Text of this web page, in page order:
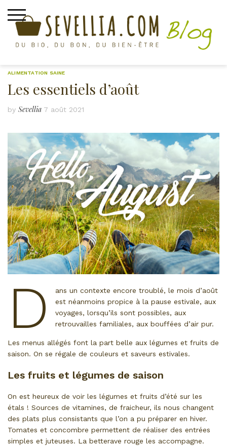
content
ALIMENTATION SAINE
Les essentiels d’août
by Sevellia 7 août 2021
D
ans un contexte encore troublé, le mois d’août
est néanmoins propice à la pause estivale, aux
voyages, lorsqu’ils sont possibles, aux
retrouvailles familiales, aux bouffées d’air pur.
Les menus allégés font la part belle aux légumes et fruits de
saison. On se régale de couleurs et saveurs estivales.
Les fruits et légumes de saison
On est heureux de voir les légumes et fruits d’été sur les
étals ! Sources de vitamines, de fraicheur, ils nous changent
des plats plus consistants que l’on a pu préparer en hiver.
Tomates et concombre permettent de réaliser des entrées
simples et juteuses. La betterave rouge les accompagne.